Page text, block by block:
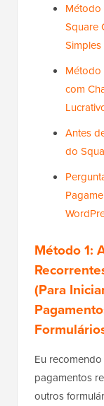
Método
Square
Método
com
Antes
do
Método 1:
(Para
Eu
pagamentos
outros